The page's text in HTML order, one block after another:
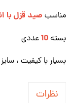
مناسب صید قزل با
بسته10عددی
بسیار با کیفیت ، سایز
نظرات